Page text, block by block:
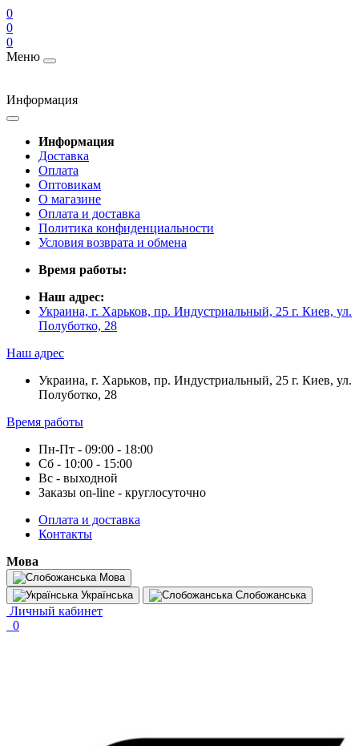
0
0
0
Меню
Информация
Информация
Доставка
Оплата
Оптовикам
О магазине
Оплата и доставка
Политика конфиденциальности
Условия возврата и обмена
Время работы:
Наш адрес:
Украина, г. Харьков, пр. Индустриальный, 25 г. Киев, ул.
Полуботко, 28
Наш адрес
Украина, г. Харьков, пр. Индустриальный, 25 г. Киев, ул.
Полуботко, 28
Время работы
Пн-Пт - 09:00 - 18:00
Сб - 10:00 - 15:00
Вс - выходной
Заказы on-line - круглосуточно
Оплата и доставка
Контакты
Мова
Мова
Українська
Слобожанська
Личный кабинет
0